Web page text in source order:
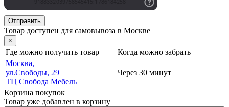
Отправить
Товар доступен для самовывоза в Москве
×
Где можно получить товар
Когда можно забрать
Москва,
ул.Свободы, 29
ТЦ Свобода Мебель
Через 30 минут
Корзина покупок
Товар уже добавлен в корзину